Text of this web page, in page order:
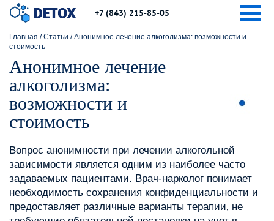
+7 (843) 215-85-05
Главная /Статьи /Анонимное лечение алкоголизма: возможности и
стоимость
Анонимное лечение
алкоголизма:
возможности и
стоимость
Вопрос анонимности при лечении алкогольной
зависимости является одним из наиболее часто
задаваемых пациентами. Врач-нарколог понимает
необходимость сохранения конфиденциальности и
предоставляет различные варианты терапии‚ не